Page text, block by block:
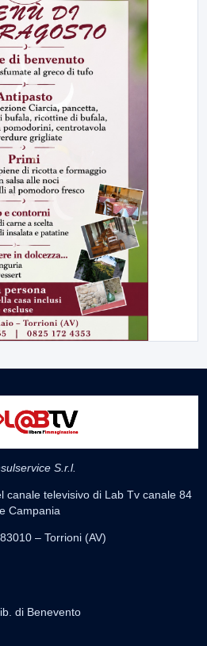
S.r.l.
canale televisivo di Lab Tv canale 84
Campania
– Torrioni (AV)
di Benevento